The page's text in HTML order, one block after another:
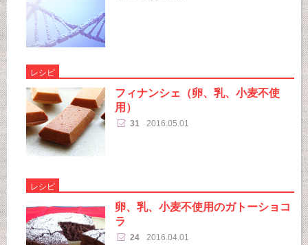
レシピ
フィナンシェ（卵、乳、小麦不使
用）
31 2016.05.01
レシピ
卵、乳、小麦不使用のガトーショコ
ラ
24 2016.04.01